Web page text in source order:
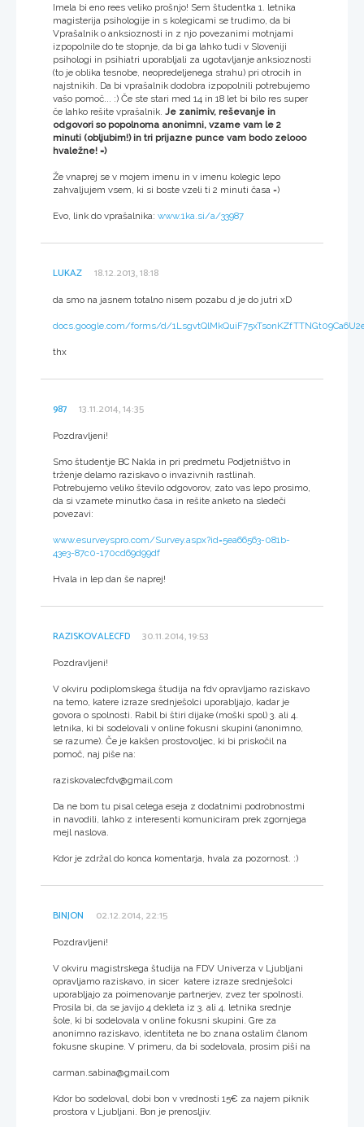
Imela bi eno rees veliko prošnjo! Sem študentka 1. letnika
magisterija psihologije in s kolegicami se trudimo, da bi
Vprašalnik o anksioznosti in z njo povezanimi motnjami
izpopolnile do te stopnje, da bi ga lahko tudi v Sloveniji
psihologi in psihiatri uporabljali za ugotavljanje anksioznosti
(to je oblika tesnobe, neopredeljenega strahu) pri otrocih in
najstnikih. Da bi vprašalnik dodobra izpopolnili potrebujemo
vašo pomoč... :) Če ste stari med 14 in 18 let bi bilo res super
če lahko rešite vprašalnik. Je zanimiv, reševanje in
odgovori so popolnoma anonimni, vzame vam le 2
minuti (obljubim!) in tri prijazne punce vam bodo zelooo
hvaležne! =)
Že vnaprej se v mojem imenu in v imenu kolegic lepo
zahvaljujem vsem, ki si boste vzeli ti 2 minuti časa =)
Evo, link do vprašalnika: www.1ka.si/a/33987
LUKAZ 18.12.2013, 18:18
da smo na jasnem totalno nisem pozabu d je do jutri xD
docs.google.com/forms/d/
thx
987 13.11.2014, 14:35
Pozdravljeni!
Smo študentje BC Nakla in pri predmetu Podjetništvo in
trženje delamo raziskavo o invazivnih rastlinah.
Potrebujemo veliko število odgovorov, zato vas lepo prosimo,
da si vzamete minutko časa in rešite anketo na sledeči
povezavi:
www.esurveyspro.com/Survey.aspx?id=5ea66563-081b-
43e3-87c0-170cd69d99df
Hvala in lep dan še naprej!
RAZISKOVALECFD 30.11.2014, 19:53
Pozdravljeni!
V okviru podiplomskega študija na fdv opravljamo raziskavo
na temo, katere izraze srednješolci uporabljajo, kadar je
govora o spolnosti. Rabil bi štiri dijake (moški spol) 3. ali 4.
letnika, ki bi sodelovali v online fokusni skupini (anonimno,
se razume). Če je kakšen prostovoljec, ki bi priskočil na
pomoč, naj piše na:
raziskovalecfdv@gmail.com
Da ne bom tu pisal celega eseja z dodatnimi podrobnostmi
in navodili, lahko z interesenti komuniciram prek zgornjega
mejl naslova.
Kdor je zdržal do konca komentarja, hvala za pozornost. :)
BINJON 02.12.2014, 22:15
Pozdravljeni!
V okviru magistrskega študija na FDV Univerza v Ljubljani
opravljamo raziskavo, in sicer katere izraze srednješolci
uporabljajo za poimenovanje partnerjev, zvez ter spolnosti.
Prosila bi, da se javijo 4 dekleta iz 3. ali 4. letnika srednje
šole, ki bi sodelovala v online fokusni skupini. Gre za
anonimno raziskavo, identiteta ne bo znana ostalim članom
fokusne skupine. V primeru, da bi sodelovala, prosim piši na
carman.sabina@gmail.com
Kdor bo sodeloval, dobi bon v vrednosti 15€ za najem piknik
prostora v Ljubljani. Bon je prenosljiv.